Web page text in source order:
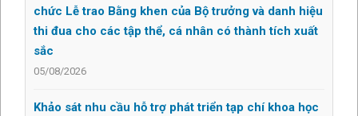
chức Lễ trao Bằng khen của Bộ trưởng và danh hiệu
thi đua cho các tập thể, cá nhân có thành tích xuất
sắc
05/08/2026
Khảo sát nhu cầu hỗ trợ phát triển tạp chí khoa học